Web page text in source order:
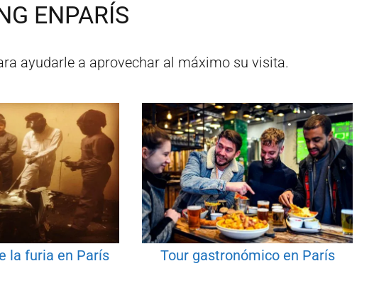
ENPARÍS
ayudarle a aprovechar al máximo su visita.
la furia en París Tour gastronómico en París